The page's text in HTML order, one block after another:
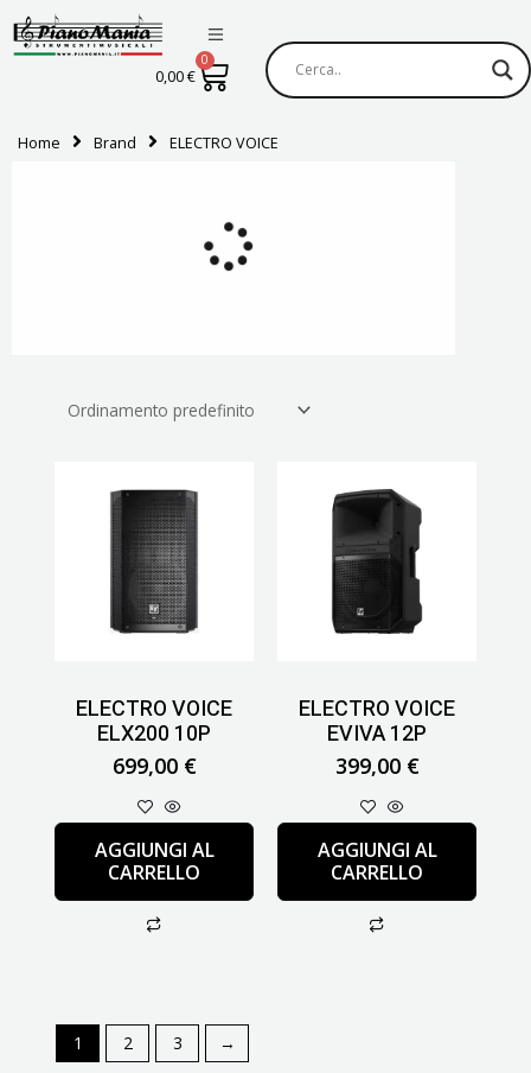
0,00€
0
Carrello
Home Brand ELECTRO VOICE
ELECTRO VOICE
ELX200 10P
699,00 €
AGGIUNGI AL
CARRELLO
ELECTRO VOICE
EVIVA 12P
399,00 €
AGGIUNGI AL
CARRELLO
1 2 3 →